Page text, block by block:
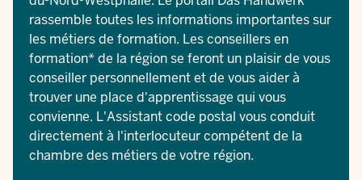
rassemble toutes les informations importantes sur
les métiers de formation. Les conseillers en
formation* de la région se feront un plaisir de vous
conseiller personnellement et de vous aider à
trouver une place d'apprentissage qui vous
convienne. L'Assistant code postal vous conduit
directement à l'interlocuteur compétent de la
chambre des métiers de votre région.